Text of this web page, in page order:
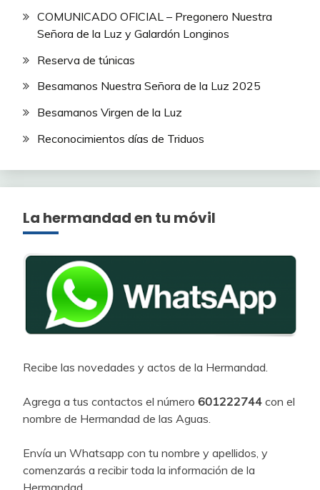
COMUNICADO OFICIAL – Pregonero Nuestra
Señora de la Luz y Galardón Longinos
Reserva de túnicas
Besamanos Nuestra Señora de la Luz 2025
Besamanos Virgen de la Luz
Reconocimientos días de Triduos
La hermandad en tu móvil
Recibe las novedades y actos de la Hermandad.
Agrega a tus contactos el número 601222744 con el
nombre de Hermandad de las Aguas.
Envía un Whatsapp con tu nombre y apellidos, y
comenzarás a recibir toda la información de la